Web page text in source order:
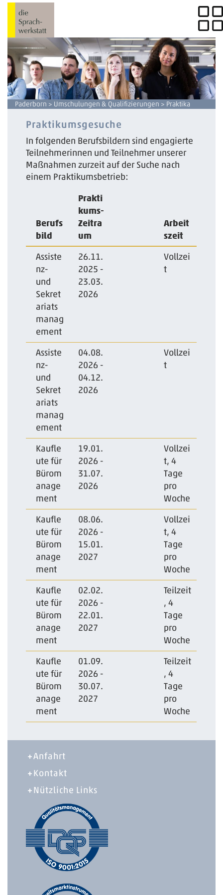
Paderborn > Umschulungen & Qualifizierungen > Praktika
Praktikumsgesuche
In folgenden Berufsbildern sind engagierte
Teilnehmerinnen und Teilnehmer unserer
Maßnahmen zurzeit auf der Suche nach
einem Praktikumsbetrieb:
Berufs
bild
Prakti
kums-
Zeitra
um
Arbeit
szeit
Assiste
nz-
und
Sekret
ariats
manag
ement
26.11.
2025 -
23.03.
2026
Vollzei
t
Assiste
nz-
und
Sekret
ariats
manag
ement
04.08.
2026 -
04.12.
2026
Vollzei
t
Kaufle
ute für
Bürom
anage
ment
19.01.
2026 -
31.07.
2026
Vollzei
t, 4
Tage
pro
Woche
Kaufle
ute für
Bürom
anage
ment
08.06.
2026 -
15.01.
2027
Vollzei
t, 4
Tage
pro
Woche
Kaufle
ute für
Bürom
anage
ment
02.02.
2026 -
22.01.
2027
Teilzeit
, 4
Tage
pro
Woche
Kaufle
ute für
Bürom
anage
ment
01.09.
2026 -
30.07.
2027
Teilzeit
, 4
Tage
pro
Woche
Anfahrt
Kontakt
Nützliche Links